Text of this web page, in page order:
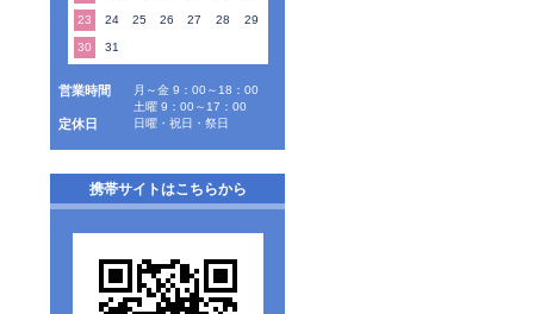
23 24 25 26 27 28 29
30 31
営業時間
月～金 9：00～18：00
土曜 9：00～17：00
定休日 日曜・祝日・祭日
携帯サイトはこちらから